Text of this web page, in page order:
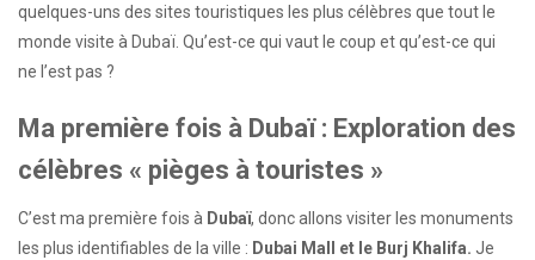
quelques-uns des sites touristiques les plus célèbres que tout le
monde visite à Dubaï. Qu’est-ce qui vaut le coup et qu’est-ce qui
ne l’est pas ?
Ma première fois à Dubaï : Exploration des
célèbres « pièges à touristes »
C’est ma première fois à Dubaï, donc allons visiter les monuments
les plus identifiables de la ville : Dubai Mall et le Burj Khalifa. Je